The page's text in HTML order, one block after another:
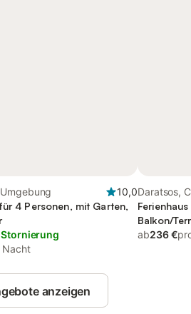
10,0
4 Personen, mit Garten,
Nacht
Daratsos,
Balkon/
ab236 €
anzeigen